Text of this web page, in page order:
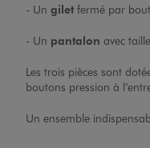
- Un gilet fermé par
- Un pantalon avec
Les trois pièces sont
boutons pression à
Un ensemble